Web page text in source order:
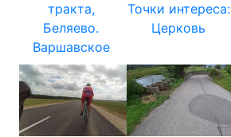
тракта,
Беляево.
Варшавское
Точки интереса:
Церковь